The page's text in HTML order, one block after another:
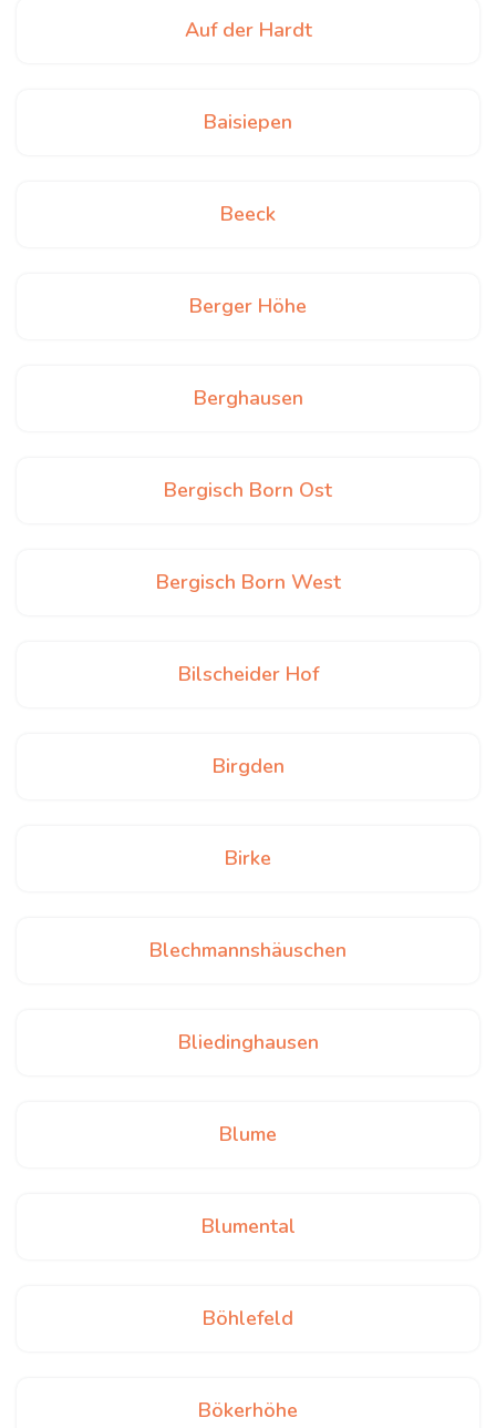
Auf der Hardt
Baisiepen
Beeck
Berger Höhe
Berghausen
Bergisch Born Ost
Bergisch Born West
Bilscheider Hof
Birgden
Birke
Blechmannshäuschen
Bliedinghausen
Blume
Blumental
Böhlefeld
Bökerhöhe